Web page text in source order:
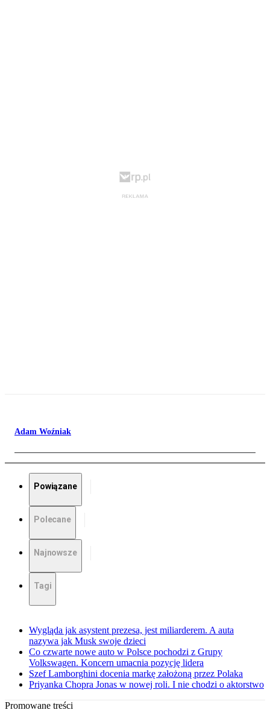
Adam Woźniak
Powiązane
Polecane
Najnowsze
Tagi
Wygląda jak asystent prezesa, jest miliarderem. A auta
nazywa jak Musk swoje dzieci
Co czwarte nowe auto w Polsce pochodzi z Grupy
Volkswagen. Koncern umacnia pozycję lidera
Szef Lamborghini docenia markę założoną przez Polaka
Priyanka Chopra Jonas w nowej roli. I nie chodzi o aktorstwo
Promowane treści